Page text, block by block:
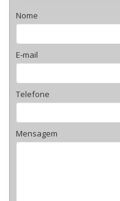
Nome
E-mail
Telefone
Mensagem